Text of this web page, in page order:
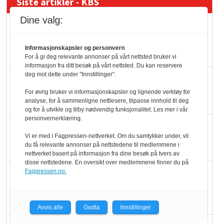
velger ladestopp
Ti bensinstasjoner
legger ned hver måned
oktan
serveringstilbud
Dine valg:
Informasjonskapsler og personvern
For å gi deg relevante annonser på vårt nettsted bruker vi
informasjon fra ditt besøk på vårt nettsted. Du kan reservere
deg mot dette under "Innstillinger".
For øvrig bruker vi informasjonskapsler og lignende verktøy for
analyse, for å sammenligne nettlesere, tilpasse innhold til deg
og for å utvikle og tilby nødvendig funksjonalitet. Les mer i vår
personvernerklæring.
Vi er med i Fagpressen-nettverket. Om du samtykker under, vil
du få relevante annonser på nettstedene til medlemmene i
nettverket basert på informasjon fra dine besøk på tvers av
disse nettstedene. En oversikt over medlemmene finner du på
Fagpressen.no.
Avvis alle Godta Innstillinger